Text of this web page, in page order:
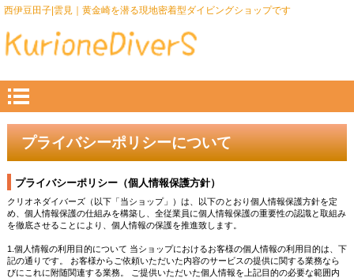
西伊豆田子|雲見｜黄金崎を潜る現地密着型ダイビングショップです
プライバシーポリシーについて
プライバシーポリシー（個人情報保護方針）
クリオネダイバーズ（以下「当ショップ」）は、以下のとおり個人情報保護方針を定
め、個人情報保護の仕組みを構築し、全従業員に個人情報保護の重要性の認識と取組み
を徹底させることにより、個人情報の保護を推進致します。
1.個人情報の利用目的について 当ショップにおけるお客様の個人情報の利用目的は、下
記の通りです。 お客様からご依頼いただいた内容のサービスの提供に関する業務なら
びにこれに附随関連する業務。 ご提供いただいた個人情報を上記目的の必要な範囲内